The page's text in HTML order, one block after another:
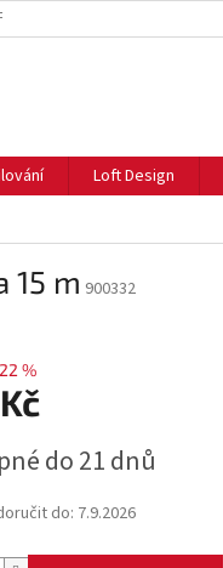
O COOKIES
Loft Design
15 m 900332
%
do 21 dnů
do: 7.9.2026